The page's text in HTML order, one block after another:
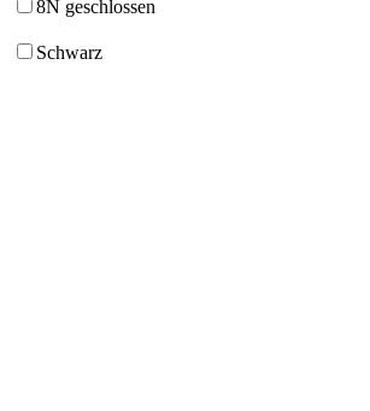
8N geschlossen
Schwarz